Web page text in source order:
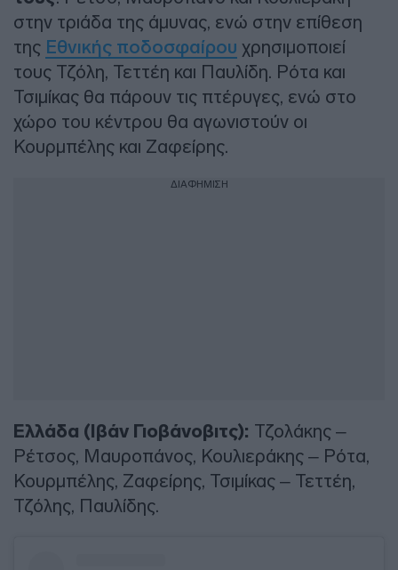
στην τριάδα της άμυνας, ενώ στην επίθεση
της Εθνικής ποδοσφαίρου χρησιμοποιεί
τους Τζόλη, Τεττέη και Παυλίδη. Ρότα και
Τσιμίκας θα πάρουν τις πτέρυγες, ενώ στο
χώρο του κέντρου θα αγωνιστούν οι
Κουρμπέλης και Ζαφείρης.
ΔΙΑΦΗΜΙΣΗ
Ελλάδα (Ιβάν Γιοβάνοβιτς): Τζολάκης –
Ρέτσος, Μαυροπάνος, Κουλιεράκης – Ρότα,
Κουρμπέλης, Ζαφείρης, Τσιμίκας – Τεττέη,
Τζόλης, Παυλίδης.